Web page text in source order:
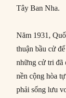
Tây Ban Nha.
Năm 1931,
thuận bầu cử
những cử tri đã
nền cộng hòa
phải sống lưu